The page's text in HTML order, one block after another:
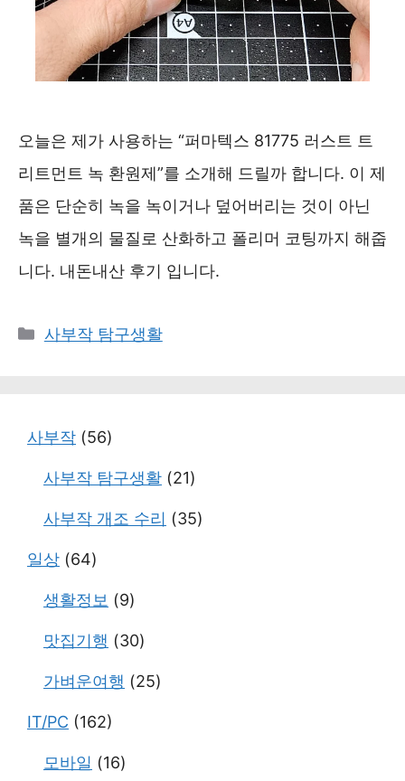
오늘은 제가 사용하는 “퍼마텍스 81775 러스트 트
리트먼트 녹 환원제”를 소개해 드릴까 합니다. 이 제
품은 단순히 녹을 녹이거나 덮어버리는 것이 아닌
녹을 별개의 물질로 산화하고 폴리머 코팅까지 해줍
니다. 내돈내산 후기 입니다.
카
사부작 탐구생활
사부작 (56)
사부작 탐구생활 (21)
사부작 개조 수리 (35)
일상 (64)
생활정보 (9)
맛집기행 (30)
가벼운여행 (25)
IT/PC (162)
모바일 (16)